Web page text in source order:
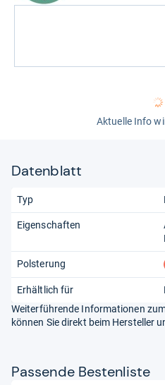
Aktuelle Info
Datenblatt
Typ
Eigenschaften
Polsterung
Erhältlich für
Weiterführende Informationen
können Sie direkt beim Hersteller
Pas­sende Bes­ten­liste